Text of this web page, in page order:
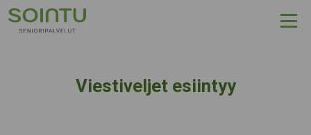
Hyppää sisältöön
Viestiveljet esiintyy